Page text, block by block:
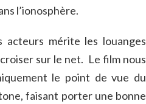
l’ionosphère.
acteurs mérite les louanges
croiser sur le net. Le film nous
le point de vue du
faisant porter une bonne